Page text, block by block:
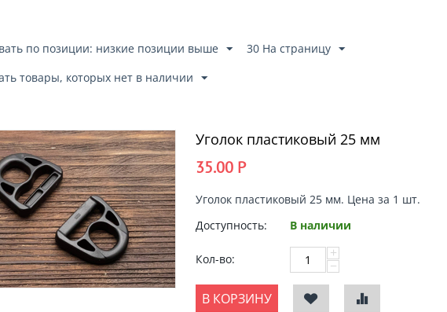
по позиции: низкие позиции выше
30 На страницу
товары, которых нет в наличии
Уголок пластиковый 25 мм
35.00 Р
Уголок пластиковый 25 мм. Цена за 1 шт.
Доступность:
В наличии
Кол-во: +
−
В КОРЗИНУ